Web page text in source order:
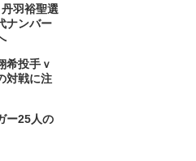
羽裕聖選
ナンバー
希投手ｖ
対戦に注
ー25人の